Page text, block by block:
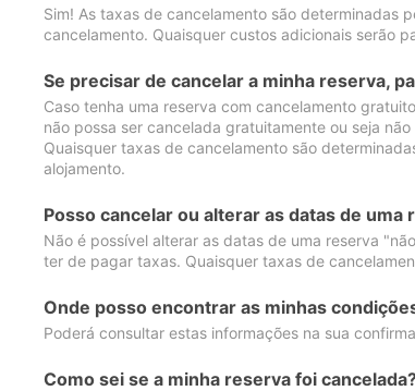
Sim! As taxas de cancelamento são determinadas
cancelamento. Quaisquer custos adicionais serão
Se precisar de cancelar a minha reserva,
Caso tenha uma reserva com cancelamento
não possa ser cancelada gratuitamente ou seja
Quaisquer taxas de cancelamento são
alojamento.
Posso cancelar ou alterar as datas de uma
Não é possível alterar as datas de uma reserva
ter de pagar taxas. Quaisquer taxas de
Onde posso encontrar as minhas
Poderá consultar estas informações na sua
Como sei se a minha reserva foi